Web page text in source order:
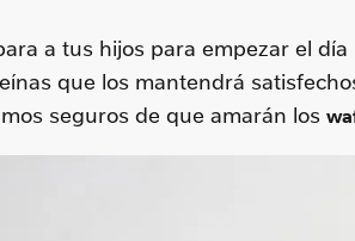
a tus hijos para empezar el
que los mantendrá
seguros de que amarán los